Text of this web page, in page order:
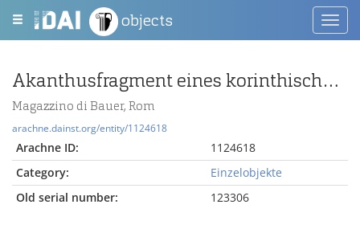
objects
Akanthusfragment eines korinthischen Kapitells oder eines Pilasterkapitells
Magazzino di Bauer, Rom
arachne.dainst.org/entity/1124618
Arachne ID:
1124618
Category:
Einzelobjekte
Old serial number:
123306